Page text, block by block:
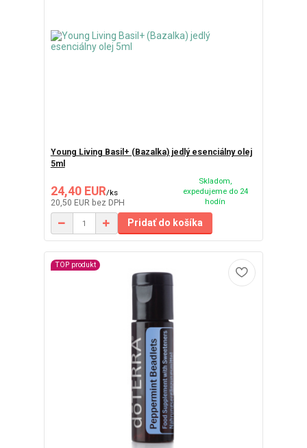
Young Living Basil+ (Bazalka) jedlý esenciálny olej
5ml
24,40 EUR/ks
20,50 EUR bez DPH
Skladom,
expedujeme do 24
hodín
Pridať do košíka
TOP produkt